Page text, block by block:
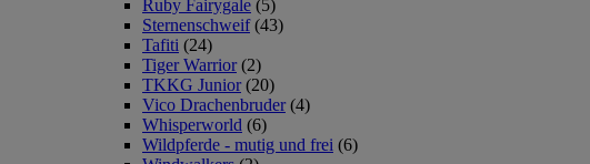
Ruby Fairygale (5)
Sternenschweif (43)
Tafiti (24)
Tiger Warrior (2)
TKKG Junior (20)
Vico Drachenbruder (4)
Whisperworld (6)
Wildpferde - mutig und frei (6)